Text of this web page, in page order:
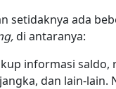
setidaknya ada
di antaranya:
informasi
dan lain-lain.